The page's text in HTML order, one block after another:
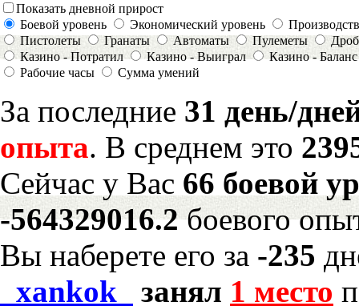
Показать дневной прирост
Боевой уровень
Экономический уровень
Пистолеты
Гранаты Автоматы Пулеметы
Казино - Потратил
Казино - Выиграл
Казино - Баланс
Рабочие часы
Сумма умений
За последние 31 день/
опыта. В среднем это
Сейчас у Вас 66 боевой
-564329016.2боевого
Вы наберете его за -235
_xankok_
занял 1 место